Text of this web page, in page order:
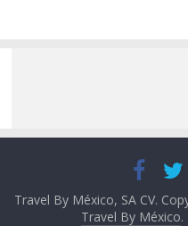
Travel By México, SA CV.
Travel By México.